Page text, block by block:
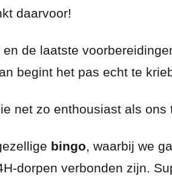
daarvoor!
de laatste
begint het pas echt te
net zo enthousiast als ons
bingo, waarbij we
dorpen verbonden zijn.